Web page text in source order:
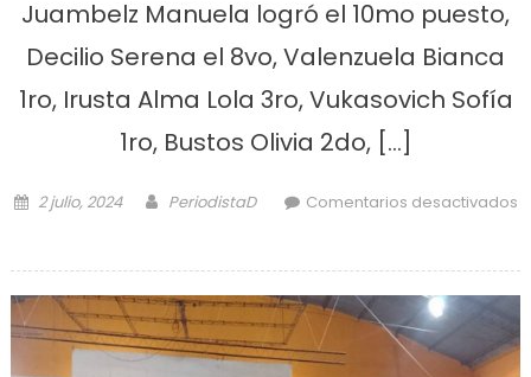
Juambelz Manuela logró el 10mo puesto,
Decilio Serena el 8vo, Valenzuela Bianca
1ro, Irusta Alma Lola 3ro, Vukasovich Sofía
1ro, Bustos Olivia 2do, […]
Posted on
2 julio, 2024 Author
PeriodistaD
Comentarios desactivados